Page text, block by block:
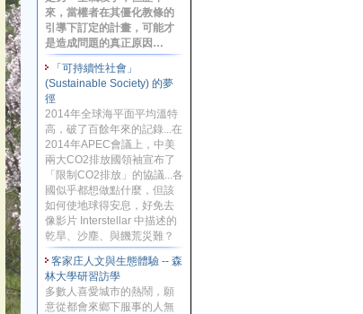
來，當權者在其僵化教條的
引導下訂定的計畫，可能才
是造成問題的真正原因…
「可持續性社會」
(Sustainable Society) 的夢
徑
2014年全球海平面平均溫特
高，破了百餘年來的記錄...在
2014年APEC會議上，中美
兩大CO2排放國領袖宣布了
「限制CO2排放」的協議...各
國似乎都想做點什麼，但該
如何使地球得安息，好免去
像影片 Interstellar 中描述的
乾旱、沙塵、與饑荒災難？
客家庄人文與生態體驗 -- 森
林大學研習訪學
多數人喜愛城市的熱鬧，願
意從都會來鄉下服事的人無